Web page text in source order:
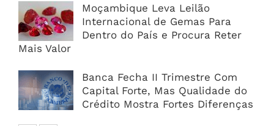
Moçambique Leva Leilão
Internacional de Gemas Para
Dentro do País e Procura Reter
Mais Valor
Banca Fecha II Trimestre Com
Capital Forte, Mas Qualidade do
Crédito Mostra Fortes Diferenças